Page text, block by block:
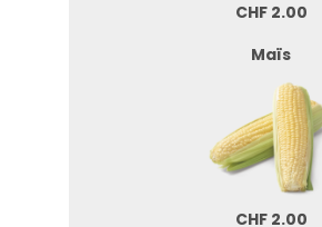
CHF2.00
Maïs
CHF2.00